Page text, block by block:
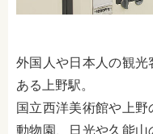
外国人や日本人の観
ある上野駅。
国立西洋美術館や上
動物園、日光や久能